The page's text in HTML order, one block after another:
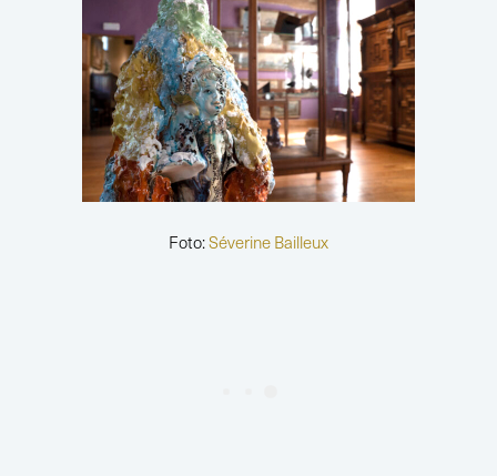
Foto:Séverine Bailleux